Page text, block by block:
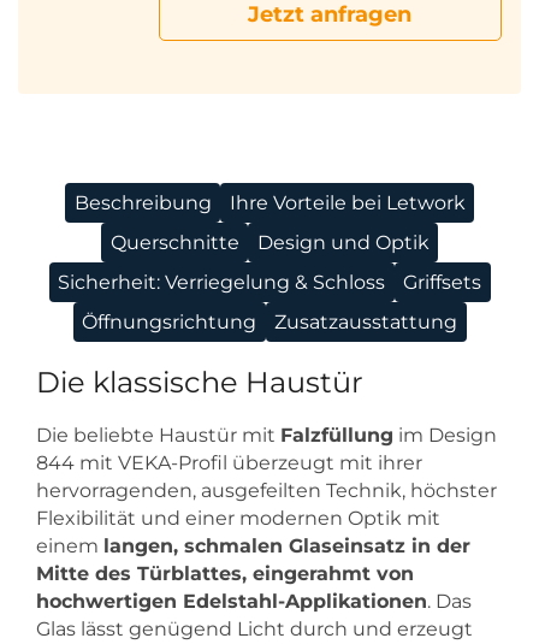
Jetzt anfragen
Beschreibung
Ihre Vorteile bei Letwork
Querschnitte
Design und Optik
Sicherheit: Verriegelung & Schloss
Griffsets
Öffnungsrichtung
Zusatzausstattung
Die klassische Haustür
Die beliebte Haustür mit Falzfüllung im Design
844 mit VEKA-Profil überzeugt mit ihrer
hervorragenden, ausgefeilten Technik, höchster
Flexibilität und einer modernen Optik mit
einem langen, schmalen Glaseinsatz in der
Mitte des Türblattes, eingerahmt von
hochwertigen Edelstahl-Applikationen. Das
Glas lässt genügend Licht durch und erzeugt